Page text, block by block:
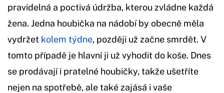
pravidelná a poctivá údržba, kterou zvládne každá
žena. Jedna houbička na nádobí by obecně měla
vydržet kolem týdne, později už začne smrdět. V
tomto případě je hlavní ji už vyhodit do koše. Dnes
se prodávají i pratelné houbičky, takže ušetříte
nejen na spotřebě, ale také zajásá i vaše